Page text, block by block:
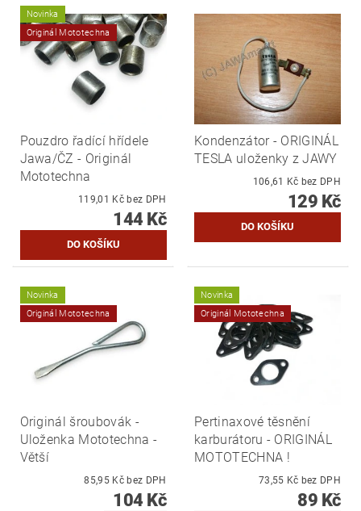
Novinka
Originál Mototechna
Pouzdro řadící hřídele
Jawa/ČZ - Originál
Mototechna
119,01 Kč bez DPH
144 Kč
Kondenzátor - ORIGINÁL
TESLA uloženky z JAWY
106,61 Kč bez DPH
129 Kč
Novinka
Originál Mototechna
Originál šroubovák -
Uloženka Mototechna -
Větší
85,95 Kč bez DPH
104 Kč
Novinka
Originál Mototechna
Pertinaxové těsnění
karburátoru - ORIGINÁL
MOTOTECHNA !
73,55 Kč bez DPH
89 Kč